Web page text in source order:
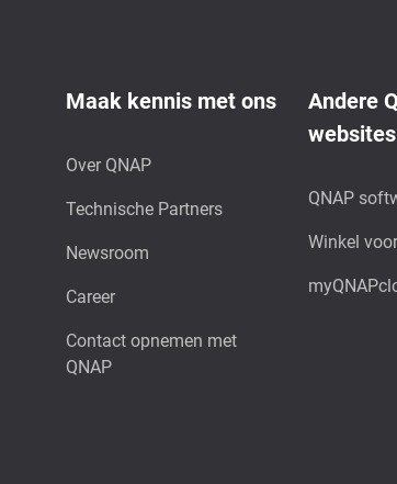
Maak kennis met ons
Over QNAP
Technische Partners
Newsroom
Career
Contact opnemen met
QNAP
Andere
websites
QNAP
Winkel